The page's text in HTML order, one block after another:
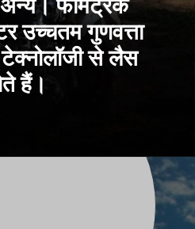
फॉर्मट्रैक
उच्चतम गुणवत्ता
से लैस
हैं।